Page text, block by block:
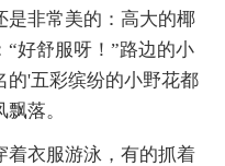
是非常美的：高大的椰
好舒服呀！”路边的小
的'五彩缤纷的小野花都
落。
着衣服游泳，有的抓着